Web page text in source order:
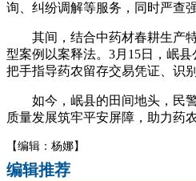
询、纠纷调解等服务，同时严查
其间，结合中药材春耕生产特
型案例以案释法。3月15日，岷
把手指导药农留存交易凭证、识
如今，岷县的田间地头，民警
质量发展筑牢平安屏障，助力药
【编辑：杨娜】
编辑推荐